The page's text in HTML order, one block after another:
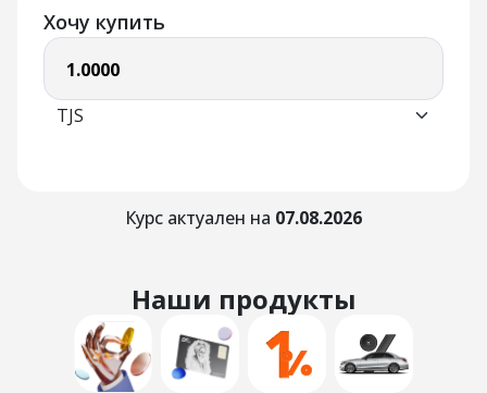
Хочу купить
Курс актуален на 07.08.2026
Наши продукты